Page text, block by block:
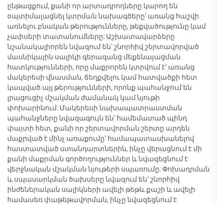
ընթացքում, քանի որ արտադրողները կարող են
օպտիմալացնել կտրման նախագծերը՝ առանց հաշվի
առնելու բնական թերությունները, թեքվածությունը կամ
չափսերի տատանումները: Աշխատավարձերը
նշանակալիորեն նվազում են՝ շնորհիվ շերտավորված
մասնիկային սալիկի գերազանց մեքենայացման
հատկությունների, որը մաքրորեն կտրվում է՝ առանց
մակերեսի վնասման, ճեղքվելու կամ հատվածքի հետ
կապված այլ թերությունների, որոնք պահանջում են
լրացուցիչ մշակման ժամանակ կամ նյութի
փոխարինում: Մակերեսի նախապատրաստման
պահանջները նվազագույն են՝ համեմատած պինդ
փայտի հետ, քանի որ շերտավորման շերտը արդեն
մաքրված է մինչ առաքումը՝ համապատասխանելով
հաստատված ստանդարտներին, ինչը վերացնում է մի
քանի մաքրման գործողություններ և նվազեցնում է
վերջնական մշակման նյութերի սպառումը: Փոխադրման
և սպասարկման ծախսերը նվազում են՝ շնորհիվ
ինժեներական սալիկների ավելի թեթև քաշի և ավելի
համասեռ փաթեթավորման, ինչը նվազեցնում է